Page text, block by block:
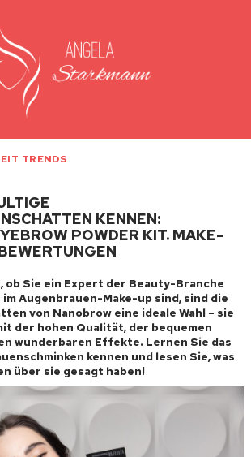
TRENDS
KENNEN:
POWDER KIT. MAKE-
ob Sie ein Expert der Beauty-Branche
Augenbrauen-Make-up sind, sind die
von Nanobrow eine ideale Wahl – sie
der hohen Qualität, der bequemen
wunderbaren Effekte. Lernen Sie das
kennen und lesen Sie, was
über sie gesagt haben!